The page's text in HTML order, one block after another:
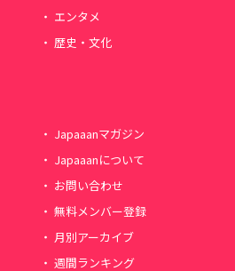
エンタメ
歴史・文化
Japaaanマガジン
Japaaanについて
お問い合わせ
無料メンバー登録
月別アーカイブ
週間ランキング